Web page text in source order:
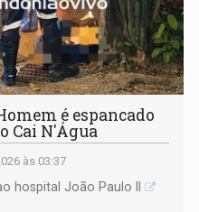
é espancado
Cai N'Água
às 03:37
hospital João Paulo II